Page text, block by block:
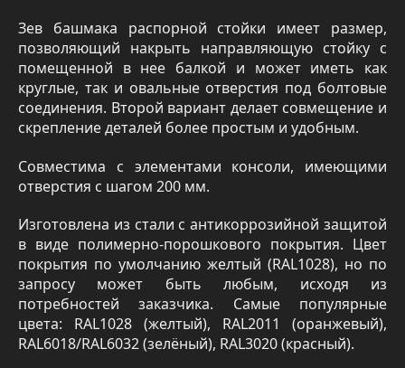
Зев башмака распорной стойки имеет размер,
позволяющий накрыть направляющую стойку с
помещенной в нее балкой и может иметь как
круглые, так и овальные отверстия под болтовые
соединения. Второй вариант делает совмещение и
скрепление деталей более простым и удобным.
Совместима с элементами консоли, имеющими
отверстия с шагом 200 мм.
Изготовлена из стали с антикоррозийной защитой
в виде полимерно-порошкового покрытия. Цвет
покрытия по умолчанию желтый (RAL1028), но по
запросу может быть любым, исходя из
потребностей заказчика. Самые популярные
цвета: RAL1028 (желтый), RAL2011 (оранжевый),
RAL6018/RAL6032 (зелёный), RAL3020 (красный).